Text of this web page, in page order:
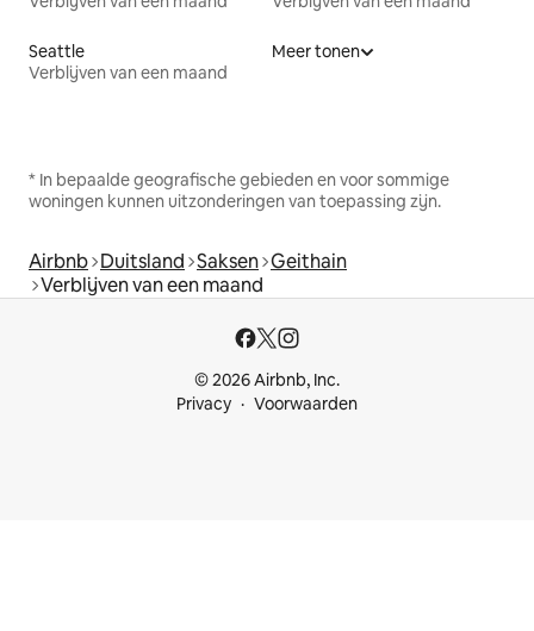
Seattle
Verblijven van een maand
Meer tonen
* In bepaalde geografische gebieden en voor sommige
woningen kunnen uitzonderingen van toepassing zijn.
Airbnb Duitsland Saksen Geithain
Verblijven van een maand
© 2026 Airbnb, Inc.
Privacy
Voorwaarden